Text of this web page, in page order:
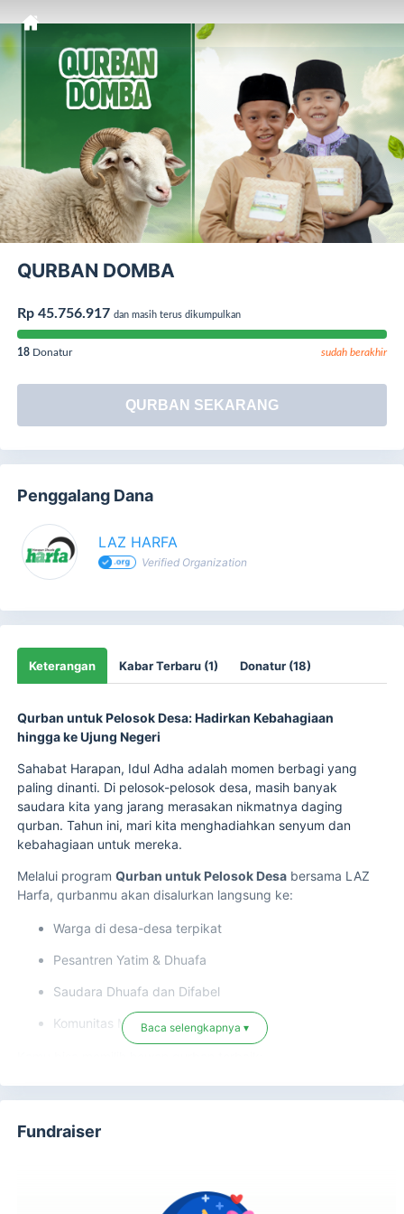
QURBAN DOMBA
Rp 45.756.917 dan masih terus dikumpulkan
18 Donatur sudah berakhir
QURBAN SEKARANG
Penggalang Dana
LAZ HARFA
Verified Organization
Keterangan Kabar Terbaru (1) Donatur (18)
Qurban untuk Pelosok Desa: Hadirkan Kebahagiaan
hingga ke Ujung Negeri
Sahabat Harapan, Idul Adha adalah momen berbagi yang
paling dinanti. Di pelosok-pelosok desa, masih banyak
saudara kita yang jarang merasakan nikmatnya daging
qurban. Tahun ini, mari kita menghadiahkan senyum dan
kebahagiaan untuk mereka.
Melalui programQurban untuk Pelosok Desa bersama LAZ
Harfa, qurbanmu akan disalurkan langsung ke:
Warga di desa-desa terpikat
Pesantren Yatim & Dhuafa
Saudara Dhuafa dan Difabel
Komunitas Muslim Baduy
20–25 KG —
Baca selengkapnya ▾
Fundraiser